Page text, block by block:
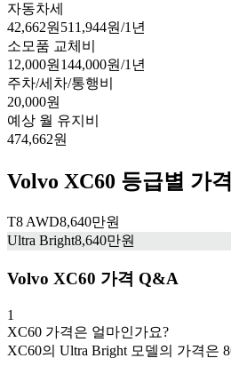
자동차세
42,662원511,944원/1년
소모품 교체비
12,000원144,000원/1년
주차/세차/통행비
20,000원
예상 월 유지비
474,662원
Volvo XC60 등급별 가격
T8 AWD8,640만원
Ultra Bright8,640만원
Volvo XC60 가격 Q&A
1
XC60 가격은 얼마인가요?
XC60의 Ultra Bright 모델의 가격은